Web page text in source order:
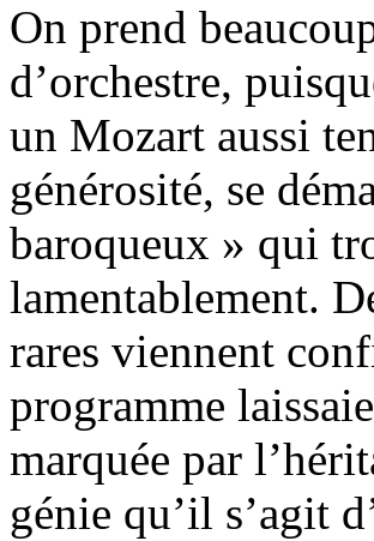
On prend
d’orchestre,
un Mozart aussi
générosité, se
baroqueux » qui
lamentablement.
rares viennent
programme
marquée par
génie qu’il s’agit